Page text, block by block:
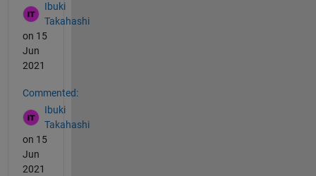
Ibuki
Takahashi
on 15
Jun
2021
Commented:
Ibuki
Takahashi
on 15
Jun
2021